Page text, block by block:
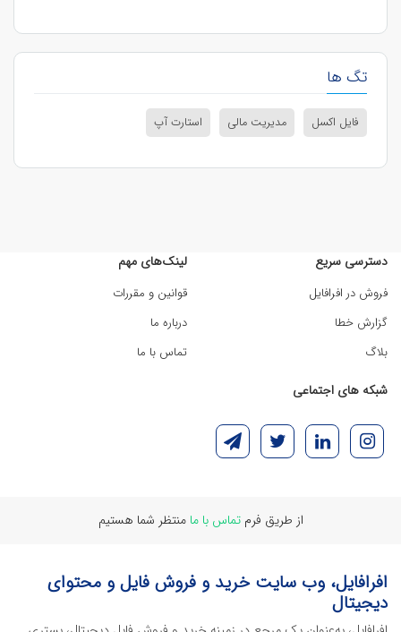
تگ ها
فایل اکسل مدیریت مالی استارت آپ
دسترسی سریع
فروش در افرافایل
گزارش خطا
بلاگ
لینک‌های مهم
قوانین و مقررات
درباره ما
تماس با ما
شبکه های اجتماعی
از طریق فرمتماس با ما منتظر شما هستیم
افرافایل، وب سایت خرید و فروش فایل و محتوای
دیجیتال